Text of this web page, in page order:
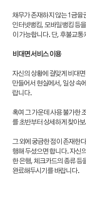
채무가 존재하지 않는 1금융
인터넷뱅킹, 모바일뱅킹 등
이 가능합니다. 단, 후불교
비대면 서비스 이용
자신의 상황에 걸맞게 비대
만들어서 현실에서, 일상 속
랍니다.
혹여 그 가운데 사용 불가한
를 초반부터 상세하게 찾아
그 외에 궁금한 점이 존재한
행해 두셨으면 합니다. 자신
한 은행, 체크카드의 종류 등
완료해두시기를 바랍니다.